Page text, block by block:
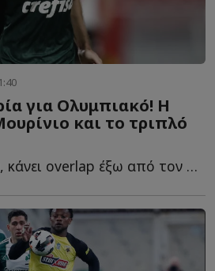
για Ολυμπιακό! Η
και το τριπλό
Ανεβαίνει γρήγορα, κάνει overlap έξω από τον εξτρέμ, πατά σ...